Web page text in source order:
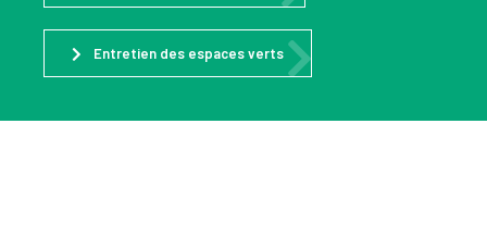
Entretien des espaces verts